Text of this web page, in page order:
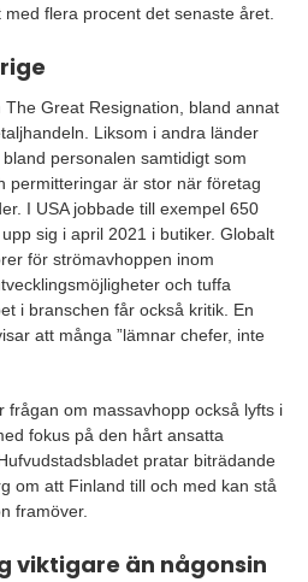
flera procent det senaste året.
Great Resignation, bland annat
Liksom i andra länder
personalen samtidigt som
permitteringar är stor när företag
I USA jobbade till exempel 650
sig i april 2021 i butiker. Globalt
för strömavhoppen inom
och tuffa
i branschen får också kritik. En
att många ”lämnar chefer, inte
frågan om massavhopp också lyfts i
fokus på den hårt ansatta
pratar biträdande
om att Finland till och med kan stå
framöver.
viktigare än någonsin